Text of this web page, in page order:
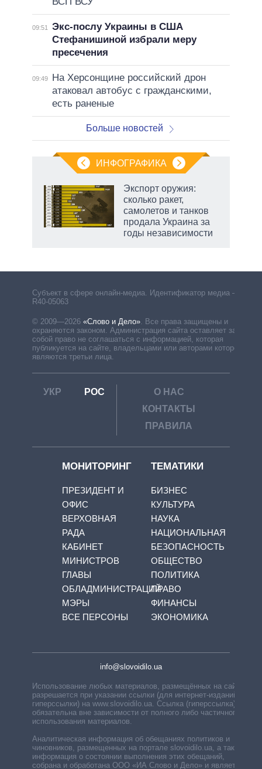
09:51
Экс-послу Украины в США
Стефанишиной избрали меру
пресечения
09:49
На Херсонщине российский дрон
атаковал автобус с гражданскими,
есть раненые
Больше новостей
ИНФОГРАФИКА
Экспорт оружия:
сколько ракет,
самолетов и танков
продала Украина за
годы независимости
Субъект в сфере онлайн-медиа. Идентификатор медиа –
R40-05063
© 2009—2026 «Слово и Дело». Все права защищены и
охраняются законом. Администрация сайта оставляет за
собой право не соглашаться с информацией, которая
публикуется на сайте, владельцами или авторами которой
являются третьи лица.
УКР РОС
О НАС
КОНТАКТЫ
ПРАВИЛА
МОНИТОРИНГ
ПРЕЗИДЕНТ И
ОФИС
ВЕРХОВНАЯ
РАДА
КАБИНЕТ
МИНИСТРОВ
ГЛАВЫ
ОБЛАДМИНИСТРАЦИЙ
МЭРЫ
ВСЕ ПЕРСОНЫ
ТЕМАТИКИ
БИЗНЕС
КУЛЬТУРА
НАУКА
НАЦИОНАЛЬНАЯ
БЕЗОПАСНОСТЬ
ОБЩЕСТВО
ПОЛИТИКА
ПРАВО
ФИНАНСЫ
ЭКОНОМИКА
info@slovoidilo.ua
Использование любых материалов, размещённых на сайте,
разрешается при указании ссылки (для интернет-изданий —
гиперссылки) на www.slovoidilo.ua. Ссылка (гиперссылка)
обязательна вне зависимости от полного либо частичного
использования материалов.
Аналитическая информация об обещаниях политиков и
чиновников, размещенных на портале slovoidilo.ua, а также
информация о состоянии выполнения этих обещаний,
собрана и обработана ООО «ИА Слово и Дело» и является